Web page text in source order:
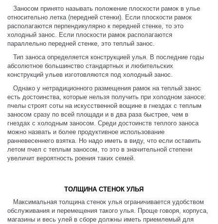
Заносом принято называть положение плоскости рамок в улье
относительно летка (передней стенки). Если плоскости рамок
располагаются перпендикулярно к передней стенке, то это
холодный занос. Если плоскости рамок располагаются
параллельно передней стенке, это теплый занос.
Тип заноса определяется конструкцией улья. В последние годы
абсолютное большинство стандартных и любительских
конструкций ульев изготовляются под холодный занос.
Однако у нетрадиционного размещения рамок на теплый занос
есть достоинства, которые нельзя получить при холодном заносе:
пчелы строят соты на искусственной вощине в гнездах с теплым
заносом сразу по всей площади и в два раза быстрее, чем в
гнездах с холодным заносом. Среди достоинств теплого заноса
можно назвать и более продуктивное использование
ранневесеннего взятка. Но надо иметь в виду, что если оставить
летом пчел с теплым заносом, то это в значительной степени
увеличит вероятность роения таких семей.
ТОЛЩИНА СТЕНОК УЛЬЯ
Максимальная толщина стенок улья ограничивается удобством
обслуживания и перемещения такого улья. Проще говоря, корпуса,
магазины и весь улей в сборе должны иметь приемлемый для